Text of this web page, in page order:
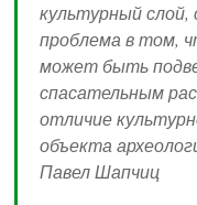
культурный
проблема в том,
может быть
спасательным
отличие
объекта
Павел Шапчиц